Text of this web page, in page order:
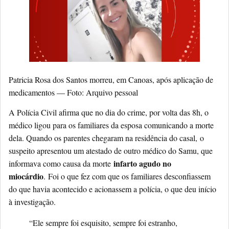
Patricia Rosa dos Santos morreu, em Canoas, após aplicação de
medicamentos — Foto: Arquivo pessoal
A Polícia Civil afirma que no dia do crime, por volta das 8h, o
médico ligou para os familiares da esposa comunicando a morte
dela. Quando os parentes chegaram na residência do casal, o
suspeito apresentou um atestado de outro médico do Samu, que
informava como causa da morte infarto agudo no
miocárdio. Foi o que fez com que os familiares desconfiassem
do que havia acontecido e acionassem a polícia, o que deu início
à investigação.
“Ele sempre foi esquisito, sempre foi estranho,